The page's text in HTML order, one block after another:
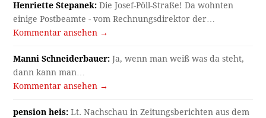
Henriette Stepanek: Die Josef-Pöll-Straße! Da wohnten
einige Postbeamte - vom Rechnungsdirektor der…
Kommentar ansehen →
Manni Schneiderbauer: Ja, wenn man weiß was da steht,
dann kann man…
Kommentar ansehen →
pension heis: Lt. Nachschau in Zeitungsberichten aus dem